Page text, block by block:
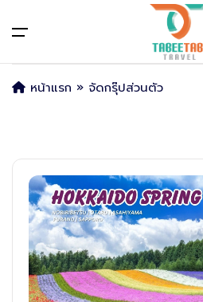
All filters
Main Menu
ญี่ปุ่น
ยุโรป
จีน
จัดกรุ๊ปส่วนตัว
กรุ๊ปเหมา (Incentive)
กรุ๊ปศึกษาดูงาน
กรุ๊ปประชุมสัมมนา
แพคเกจทัวร์
ญีุ่ปุ่น
โรงแรมที่พัก
ตั๋วรถไฟ JR Pass
บริการอื่นๆ
หน้าแรก » จัดกรุ๊ปส่วนตัว